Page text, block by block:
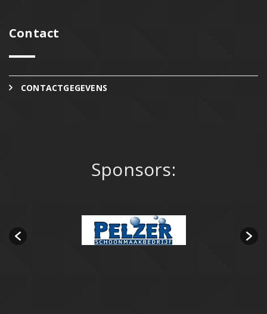
Contact
CONTACTGEGEVENS
Sponsors: